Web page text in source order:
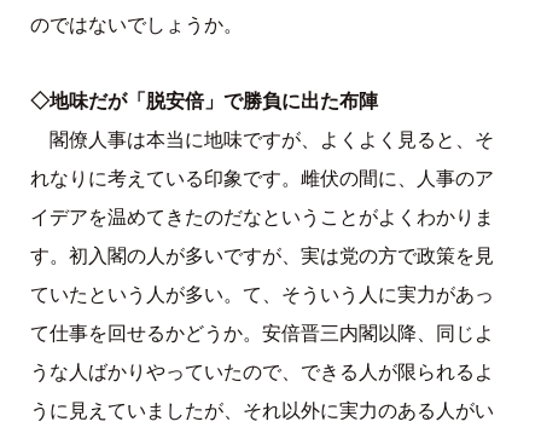
のではないでしょうか。
◇地味だが「脱安倍」で勝負に出た布陣
閣僚人事は本当に地味ですが、よくよく見ると、そ
れなりに考えている印象です。雌伏の間に、人事のア
イデアを温めてきたのだなということがよくわかりま
す。初入閣の人が多いですが、実は党の方で政策を見
ていたという人が多い。て、そういう人に実力があっ
て仕事を回せるかどうか。安倍晋三内閣以降、同じよ
うな人ばかりやっていたので、できる人が限られるよ
うに見えていましたが、それ以外に実力のある人がい